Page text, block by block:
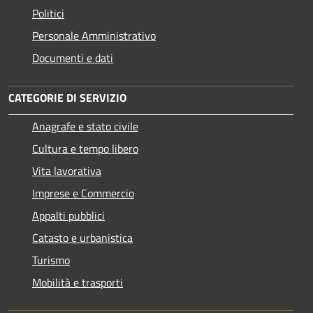
Politici
Personale Amministrativo
Documenti e dati
CATEGORIE DI SERVIZIO
Anagrafe e stato civile
Cultura e tempo libero
Vita lavorativa
Imprese e Commercio
Appalti pubblici
Catasto e urbanistica
Turismo
Mobilità e trasporti